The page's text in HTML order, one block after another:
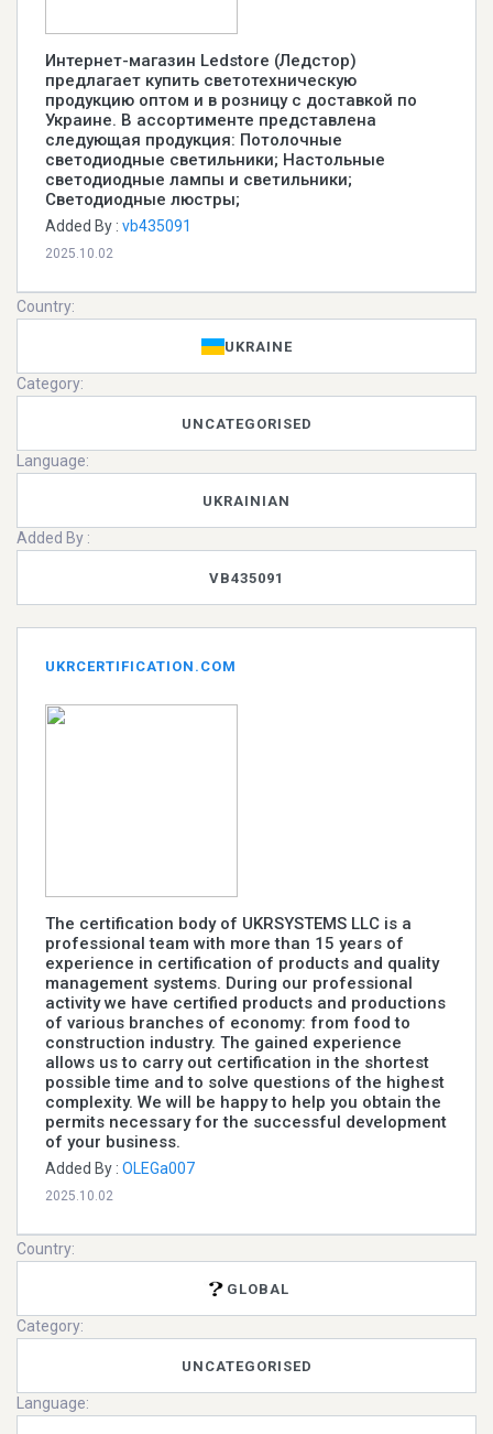
Интернет-магазин Ledstore (Ледстор)
предлагает купить светотехническую
продукцию оптом и в розницу с доставкой по
Украине. В ассортименте представлена
следующая продукция: Потолочные
светодиодные светильники; Настольные
светодиодные лампы и светильники;
Светодиодные люстры;
Added By : vb435091
2025.10.02
Country:
UKRAINE
Category:
UNCATEGORISED
Language:
UKRAINIAN
Added By :
VB435091
UKRCERTIFICATION.COM
The certification body of UKRSYSTEMS LLC is a
professional team with more than 15 years of
experience in certification of products and quality
management systems. During our professional
activity we have certified products and productions
of various branches of economy: from food to
construction industry. The gained experience
allows us to carry out certification in the shortest
possible time and to solve questions of the highest
complexity. We will be happy to help you obtain the
permits necessary for the successful development
of your business.
Added By : OLEGa007
2025.10.02
Country:
GLOBAL
Category:
UNCATEGORISED
Language: